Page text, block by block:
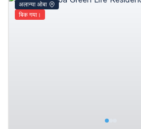
अलान्या ओबा
बिक गया।